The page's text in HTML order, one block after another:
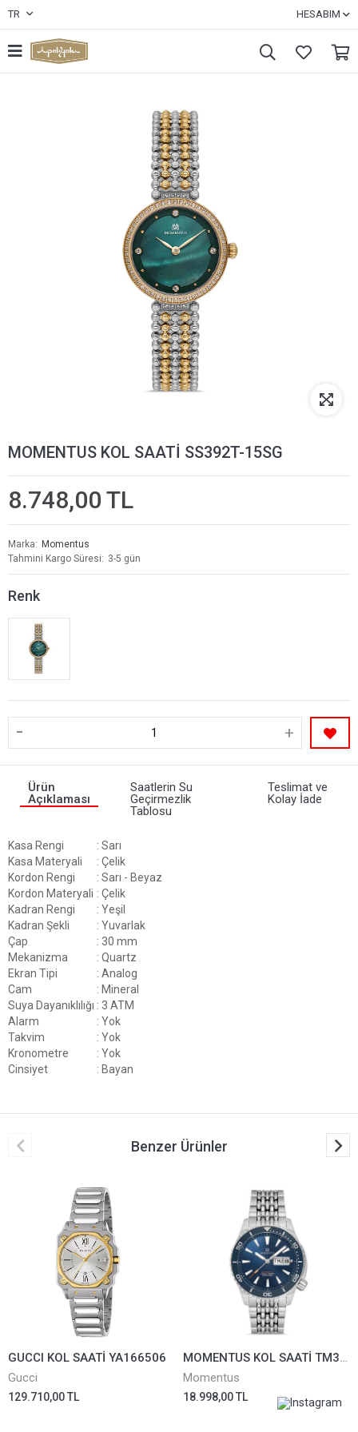
TR HESABIM
MOMENTUS KOL SAATİ SS392T-15SG
8.748,00 TL
Marka
Momentus
Tahmini Kargo Süresi
3-5 gün
Renk
- +
Ürün
Açıklaması
Saatlerin Su
Geçirmezlik
Tablosu
Teslimat ve
Kolay İade
Kasa Rengi
: Sarı
Kasa Materyali
: Çelik
Kordon Rengi
: Sarı - Beyaz
Kordon Materyali : Çelik
Kadran Rengi
: Yeşil
Kadran Şekli
: Yuvarlak
Çap
: 30 mm
Mekanizma
: Quartz
Ekran Tipi
: Analog
Cam
: Mineral
Suya Dayanıklılığı : 3 ATM
Alarm
: Yok
Takvim
: Yok
Kronometre
: Yok
Cinsiyet
: Bayan
Benzer Ürünler
GUCCI KOL SAATİ YA166506
Gucci
129.710,00 TL
MOMENTUS KOL SAATİ TM351T-11SS
Momentus
18.998,00 TL